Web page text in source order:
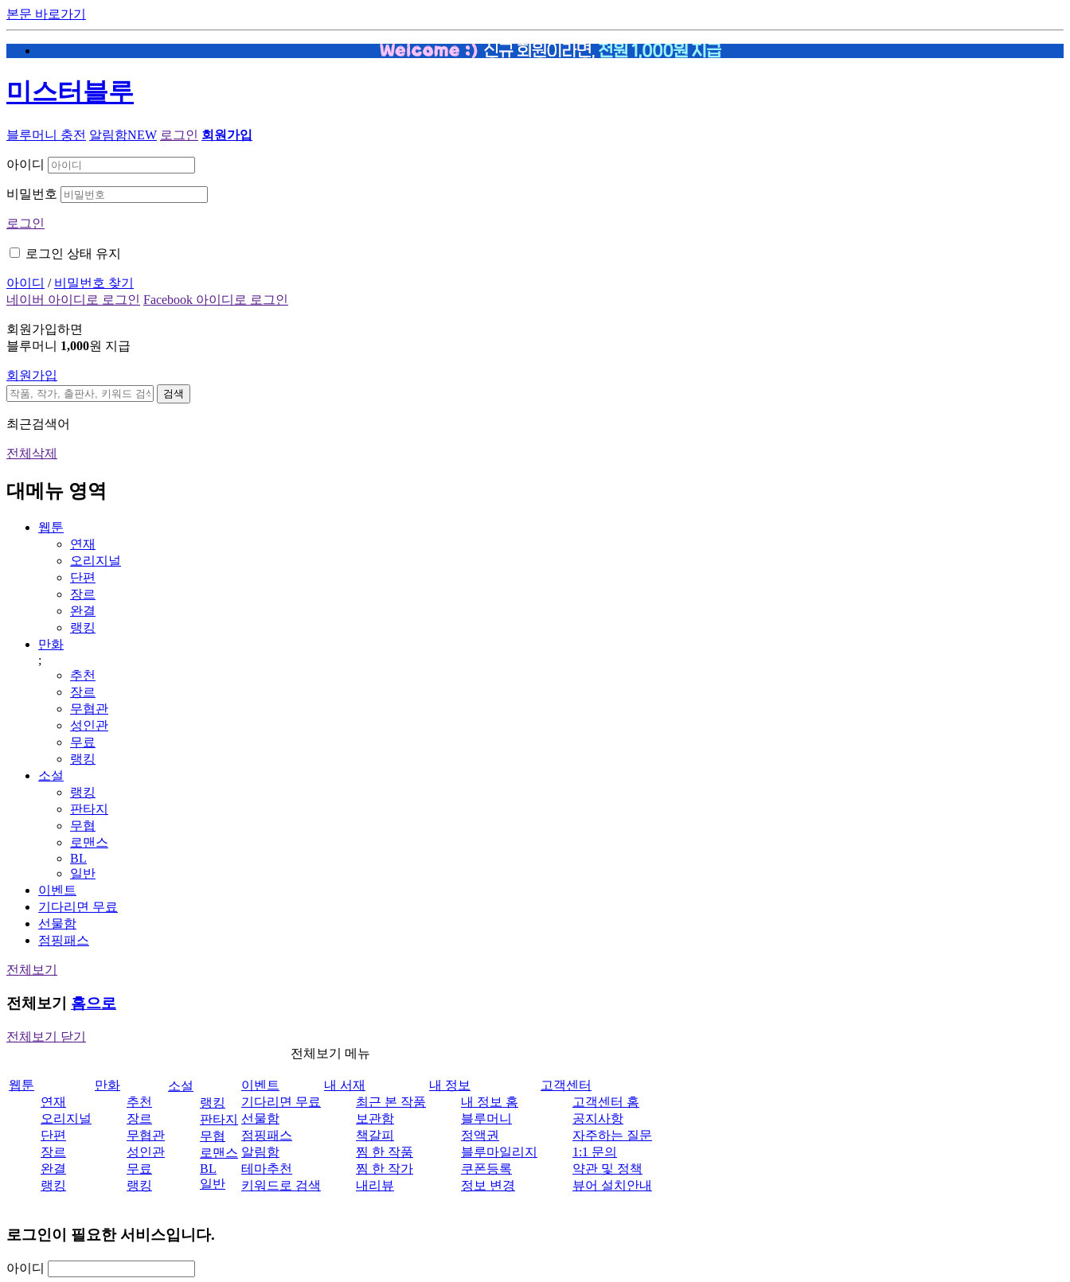
본문 바로가기
미스터블루
블루머니 충전 알림함NEW 로그인 회원가입
아이디
비밀번호
로그인
로그인 상태 유지
아이디 / 비밀번호 찾기
네이버 아이디로 로그인 Facebook 아이디로 로그인
회원가입하면
블루머니 1,000원 지급
회원가입
검색
최근검색어
전체삭제
대메뉴 영역
웹툰
연재
오리지널
단편
장르
완결
랭킹
만화
;
추천
장르
무협관
성인관
무료
랭킹
소설
랭킹
판타지
무협
로맨스
BL
일반
이벤트
기다리면 무료
선물함
점핑패스
전체보기
전체보기 홈으로
전체보기 닫기
전체보기 메뉴
웹툰
연재
오리지널
단편
장르
완결
랭킹
만화
추천
장르
무협관
성인관
무료
랭킹
소설
랭킹
판타지
무협
로맨스
BL
일반
이벤트
기다리면 무료
선물함
점핑패스
알림함
테마추천
키워드로 검색
내 서재
최근 본 작품
보관함
책갈피
찜 한 작품
찜 한 작가
내리뷰
내 정보
내 정보 홈
블루머니
정액권
블루마일리지
쿠폰등록
정보 변경
고객센터
고객센터 홈
공지사항
자주하는 질문
1:1 문의
약관 및 정책
뷰어 설치안내
로그인이 필요한 서비스입니다.
아이디